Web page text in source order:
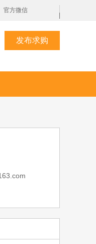
官方微信
发布求购